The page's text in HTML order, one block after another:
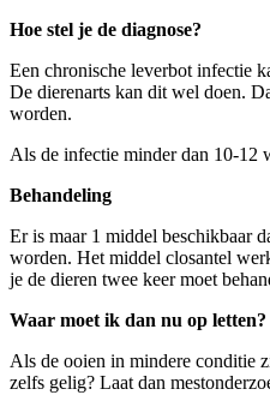
Hoe stel je de diagnose?
Een chronische leverbot infectie
De dierenarts kan dit wel doen.
worden.
Als de infectie minder dan 10-12
Behandeling
Er is maar 1 middel beschikbaar
worden. Het middel closantel
je de dieren twee keer moet
Waar moet ik dan nu op letten?
Als de ooien in mindere conditie
zelfs gelig? Laat dan